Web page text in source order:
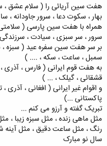
هفت سین آریائی را ( سلام عشق
بهار ، سکوت دعا ، سرور جاودانه ،
همراه با هفت سین پارسی (
سرور ، سر سبزی ، سیادت ،
بر سر هفت سین سفره عید ( سبزه
سمبل ، ساعت ، سکه ، .... )
به هفت قوم ایرانی ( فارس ، آذری ،
قشقائی ، گیلک ، ... )
و اقوام غیر ایرانی ( افغانی ، آذری
پاکستانی ...)
تبریک گفته و آرزو می کنم ...
مثل ماهی زنده ، مثل سبزه زیبا
رنگ ، مثل ساعت دقیق ، مثل آینه
سال نو مبارک